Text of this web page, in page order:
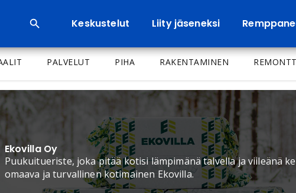
Keskustelut Liity jäseneksi
PALVELUT PIHA RAKENTAMINEN
Ekovilla Oy
Puukuitueriste, joka pitää kotisi lämpimänä talvella ja viileänä
omaava ja turvallinen kotimainen Ekovilla.